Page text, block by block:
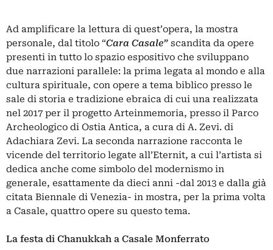
Ad amplificare la lettura di quest’opera, la mostra
personale, dal titolo “Cara Casale” scandita da opere
presenti in tutto lo spazio espositivo che sviluppano
due narrazioni parallele: la prima legata al mondo e alla
cultura spirituale, con opere a tema biblico presso le
sale di storia e tradizione ebraica di cui una realizzata
nel 2017 per il progetto Arteinmemoria, presso il Parco
Archeologico di Ostia Antica, a cura di A. Zevi. di
Adachiara Zevi. La seconda narrazione racconta le
vicende del territorio legate all’Eternit, a cui l’artista si
dedica anche come simbolo del modernismo in
generale, esattamente da dieci anni -dal 2013 e dalla già
citata Biennale di Venezia- in mostra, per la prima volta
a Casale, quattro opere su questo tema.
La festa di Chanukkah a Casale Monferrato